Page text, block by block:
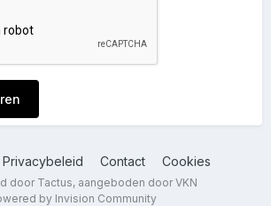
Privacybeleid Contact Cookies
door Tactus, aangeboden door VKN
by Invision Community